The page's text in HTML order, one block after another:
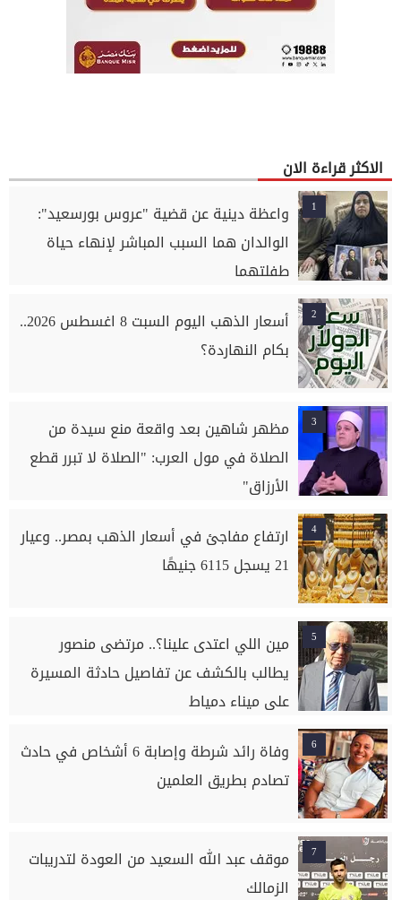
الاكثر قراءة الان
1
واعظة دينية عن قضية "عروس بورسعيد":
الوالدان هما السبب المباشر لإنهاء حياة
طفلتهما
2
أسعار الذهب اليوم السبت 8 اغسطس 2026..
بكام النهاردة؟
3
مظهر شاهين بعد واقعة منع سيدة من
الصلاة في مول العرب: "الصلاة لا تبرر قطع
الأرزاق"
4
ارتفاع مفاجئ في أسعار الذهب بمصر.. وعيار
21 يسجل 6115 جنيهًا
5
مين اللي اعتدى علينا؟.. مرتضى منصور
يطالب بالكشف عن تفاصيل حادثة المسيرة
على ميناء دمياط
6
وفاة رائد شرطة وإصابة 6 أشخاص في حادث
تصادم بطريق العلمين
7
موقف عبد الله السعيد من العودة لتدريبات
الزمالك